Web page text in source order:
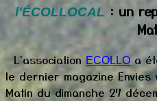
l'ÉCOLLOCAL: un
L'association ECOLLO a
le dernier magazine
Matin du dimanche 27